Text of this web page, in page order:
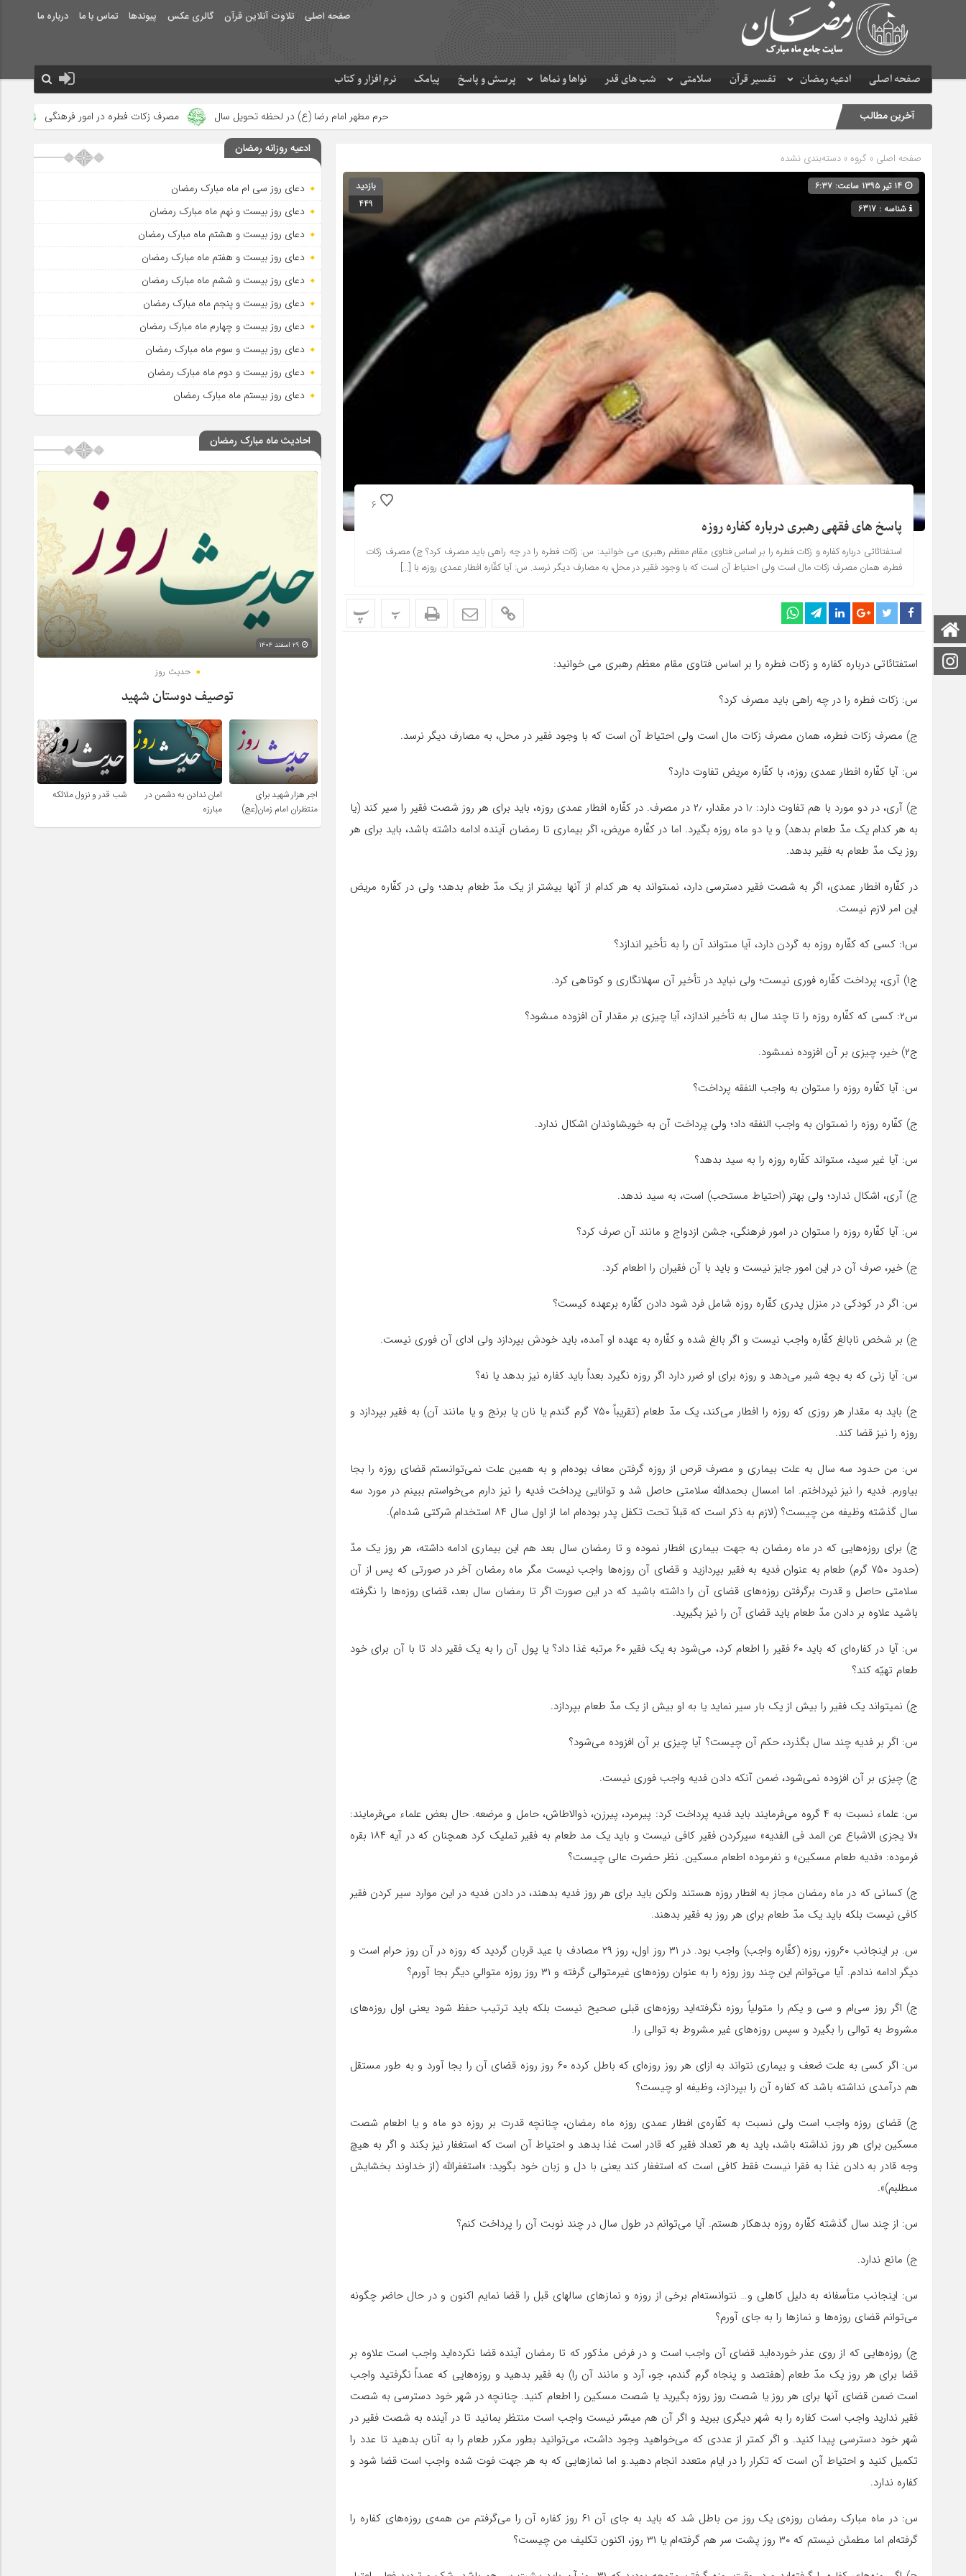
صفحه اصلی تلاوت آنلاین قرآن گالری عکس پیوندها تماس با ما درباره ما
صفحه اصلی ادعیه رمضان تفسیر قرآن سلامتی شب های قدر نواها و نماها پرسش و پاسخ پیامک نرم افزار و کتاب
صفحه اصلی
اینستاگرام
آخرین مطالب حرم مطهر امام رضا (ع) در لحظه تحویل سال مصرف زکات فطره در امور فرهنگی جلوه‌های بزرگ نصرت الهی در
صفحه اصلی » گروه » دسته‌بندی نشده
شناسه : 6317
بازدید
449
6
پاسخ های فقهی رهبری درباره کفاره روزه
استفتائاتی درباره کفاره و زکات فطره را بر اساس فتاوی مقام معظم رهبری می خوانید: س: زکات فطره را در چه راهى باید مصرف کرد؟ ج) مصرف زکات
فطره، همان مصرف زکات مال است ولى احتیاط آن است که با وجود فقیر در محل، به مصارف دیگر نرسد. س: آیا کفّاره افطار عمدى روزه، با […]
پ پ
استفتائاتی درباره کفاره و زکات فطره را بر اساس فتاوی مقام معظم رهبری می خوانید:
س: زکات فطره را در چه راهى باید مصرف کرد؟
ج) مصرف زکات فطره، همان مصرف زکات مال است ولى احتیاط آن است که با وجود فقیر در محل، به مصارف دیگر نرسد.
س: آیا کفّاره افطار عمدى روزه، با کفّاره مریض تفاوت دارد؟
ج) آرى، در دو مورد با هم تفاوت دارد: ۱٫ در مقدار، ۲٫ در مصرف. در کفّاره افطار عمدى روزه، باید براى هر روز شصت فقیر را سیر کند (یا
به هر کدام یک مدّ طعام بدهد) و یا دو ماه روزه بگیرد. اما در کفّاره مریض، اگر بیمارى تا رمضان آینده ادامه داشته باشد، باید براى هر
روز یک مدّ طعام به فقیر بدهد.
در کفّاره افطار عمدى، اگر به شصت فقیر دسترسى دارد، نمى‏تواند به هر کدام از آنها بیشتر از یک مدّ طعام بدهد؛ ولى در کفّاره مریض
این امر لازم نیست.
س۱: کسى که کفّاره روزه به گردن دارد، آیا مى‏تواند آن را به تأخیر اندازد؟
ج۱) آرى، پرداخت کفّاره فورى نیست؛ ولى نباید در تأخیر آن سهل‏انگارى و کوتاهى کرد.
س۲: کسى که کفّاره روزه را تا چند سال به تأخیر اندازد، آیا چیزى بر مقدار آن افزوده مى‏شود؟
ج۲) خیر، چیزى بر آن افزوده نمى‏شود.
س: آیا کفّاره روزه را مى‏توان به واجب النفقه پرداخت؟
ج) کفّاره روزه را نمى‏توان به واجب النفقه داد؛ ولى پرداخت آن به خویشاوندان اشکال ندارد.
س: آیا غیر سید، مى‏تواند کفّاره روزه را به سید بدهد؟
ج) آرى، اشکال ندارد؛ ولى بهتر (احتیاط مستحب) است، به سید ندهد.
س: آیا کفّاره روزه را مى‏توان در امور فرهنگى، جشن ازدواج و مانند آن صرف کرد؟
ج) خیر، صرف آن در این امور جایز نیست و باید با آن فقیران را اطعام کرد.
س: اگر در کودکى در منزل پدرى کفّاره روزه شامل فرد شود دادن کفّاره برعهده کیست؟
ج) بر شخص نابالغ کفّاره واجب نیست و اگر بالغ شده و کفّاره به عهده او آمده، باید خودش بپردازد ولى اداى آن فورى نیست.
س: آیا زنى که به بچه شیر مى‌دهد و روزه براى او ضرر دارد اگر روزه نگیرد بعداً باید کفاره نیز بدهد یا نه؟
ج) باید به مقدار هر روزى که روزه را افطار مى‌کند، یک مدّ طعام (تقریباً ۷۵۰ گرم گندم یا نان یا برنج و یا مانند آن) به فقیر بپردازد و
روزه را نیز قضا کند.
س: من حدود سه سال به علت بیمارى و مصرف قرص از روزه گرفتن معاف بوده‌ام و به همین علت نمى‌توانستم قضاى روزه را بجا
بیاورم. فدیه را نیز نپرداختم. اما امسال بحمدالله سلامتى حاصل شد و توانایى پرداخت فدیه را نیز دارم مى‌خواستم ببینم در مورد سه
سال گذشته وظیفه من چیست؟ (لازم به ذکر است که قبلاً تحت تکفل پدر بوده‌ام اما از اول سال ۸۴ استخدام شرکتى شده‌ام).
ج) براى روزه‌هایى که در ماه رمضان به جهت بیمارى افطار نموده و تا رمضان سال بعد هم این بیمارى ادامه داشته، هر روز یک مدّ
(حدود ۷۵۰ گرم) طعام به عنوان فدیه به فقیر بپردازید و قضاى آن روزه‌ها واجب نیست مگر ماه رمضان آخر در صورتى که پس از آن
سلامتى حاصل و قدرت برگرفتن روزه‌هاى قضاى آن را داشته باشید که در این صورت اگر تا رمضان سال بعد، قضاى روزه‌ها را نگرفته
باشید علاوه بر دادن مدّ طعام باید قضاى آن را نیز بگیرید.
س: آیا در کفاره‌اى که باید ۶۰ فقیر را اطعام کرد، مى‌شود به یک فقیر ۶۰ مرتبه غذا داد؟ یا پول آن را به یک فقیر داد تا با آن براى خود
طعام تهیّه کند؟
ج) نمیتواند یک فقیر را بیش از یک بار سیر نماید یا به او بیش از یک مدّ طعام بپردازد.
س: اگر بر فدیه چند سال بگذرد، حکم آن چیست؟ آیا چیزى بر آن افزوده مى‌شود؟
ج) چیزى بر آن افزوده نمى‌شود، ضمن آنکه دادن فدیه واجب فورى نیست.
س: علماء نسبت به ۴ گروه مى‌فرمایند باید فدیه پرداخت کرد: پیرمرد، پیرزن، ذوالاطاش، حامل و مرضعه. حال بعض علماء مى‌فرمایند:
«لا یجزى الاشباع عن المد فى الفدیه» سیرکردن فقیر کافى نیست و باید یک مد طعام به فقیر تملیک کرد همچنان که در آیه ۱۸۴ بقره
ج) کسانى که در ماه رمضان مجاز به افطار روزه هستند ولکن باید براى هر روز فدیه بدهند، در دادن فدیه در این موارد سیر کردن فقیر
کافى نیست بلکه باید یک مدّ طعام براى هر روز به فقیر بدهند.
س. بر اینجانب ۶۰روز، روزه (کفّاره واجب) واجب بود. در ۳۱ روز اول، روز ۲۹ مصادف با عید قربان گردید که روزه در آن روز حرام است و
دیگر ادامه ندادم. آیا مى‌توانم این چند روز روزه را به عنوان روزه‌هاى غیرمتوالى گرفته و ۳۱ روز روزه متوالىِ دیگر بجا آورم؟
ج) اگر روز سى‌ام و سى و یکم را متولیاً روزه نگرفته‌اید روزه‌هاى قبلى صحیح نیست بلکه باید ترتیب حفظ شود یعنى اول روزه‌هاى
مشروط به توالى را بگیرد و سپس روزه‌هاى غیر مشروط به توالى را.
س: اگر کسى به علت ضعف و بیمارى نتواند به ازاى هر روز روزه‌اى که باطل کرده ۶۰ روز روزه قضاى آن را بجا آورد و به طور مستقل
هم درآمدى نداشته باشد که کفاره آن را بپردازد، وظیفه او چیست؟
ج) قضاى روزه واجب است ولى نسبت به کفّاره‌ى افطار عمدى روزه ماه رمضان، چنانچه قدرت بر روزه دو ماه و یا اطعام شصت
مسکین براى هر روز نداشته باشد، باید به هر تعداد فقیر که قادر است غذا بدهد و احتیاط آن است که استغفار نیز بکند و اگر به هیچ
وجه قادر به دادن غذا به فقرا نیست فقط کافى است که استغفار کند یعنى با دل و زبان خود بگوید: «استغفرالله (از خداوند بخشایش
مى‏طلبم)».
س: از چند سال گذشته کفّاره روزه بدهکار هستم. آیا مى‌توانم در طول سال در چند نوبت آن را پرداخت کنم؟
ج) مانع ندارد.
س: اینجانب متأسفانه به دلیل کاهلى و… نتوانسته‌ام برخى از روزه و نمازهاى سالهاى قبل را قضا نمایم اکنون و در حال حاضر چگونه
مى‌توانم قضاى روزه‌ها و نمازها را به جاى آورم؟
ج) روزه‌هایى که از روى عذر خورده‌اید قضاى آن واجب است و در فرض مذکور که تا رمضان آینده قضا نکرده‌اید واجب است علاوه بر
قضا براى هر روز یک مدّ طعام (هفتصد و پنجاه گرم گندم، جو، آرد و مانند آن را) به فقیر بدهید و روزه‌هایى که عمداً نگرفتید واجب
است ضمن قضاى آنها براى هر روز یا شصت روز روزه بگیرید یا شصت مسکین را اطعام کنید. چنانچه در شهر خود دسترسى به شصت
فقیر ندارید واجب است کفاره را به شهر دیگرى ببرید و اگر آن هم میسّر نیست واجب است منتظر بمانید تا در آینده به شصت فقیر در
شهر خود دسترسى پیدا کنید. و اگر کمتر از عددى که مى‌خواهید وجود داشت، مى‌توانید بطور مکرر طعام را به آنان بدهید تا عدد را
تکمیل کنید و احتیاط آن است که تکرار را در ایام متعدد انجام دهید.و اما نمازهایى که به هر جهت فوت شده واجب است قضا شود و
کفاره ندارد.
س: در ماه مبارک رمضان روزه‌ى یک روز من باطل شد که باید به جاى آن ۶۱ روز کفاره آن را مى‌گرفتم من همه‌ى روزه‌هاى کفاره را
گرفته‌ام اما مطمئن نیستم که ۳۰ روز پشت سر هم گرفته‌ام یا ۳۱ روز، اکنون تکلیف من چیست؟
ادعیه روزانه رمضان
دعای روز سی ام ماه مبارک رمضان
دعای روز بیست و نهم ماه مبارک رمضان
دعای روز بیست و هشتم ماه مبارک رمضان
دعای روز بیست و هفتم ماه مبارک رمضان
دعای روز بیست و ششم ماه مبارک رمضان
دعای روز بیست و پنجم ماه مبارک رمضان
دعای روز بیست و چهارم ماه مبارک رمضان
دعای روز بیست و سوم ماه مبارک رمضان
دعای روز بیست و دوم ماه مبارک رمضان
دعای روز بیستم ماه مبارک رمضان
احادیث ماه مبارک رمضان
حدیث روز
توصیف دوستان شهید
اجر هزار شهید برای
منتظران امام زمان(عج)
امان ندادن به دشمن در
مبارزه
شب قدر و نزول ملائکه